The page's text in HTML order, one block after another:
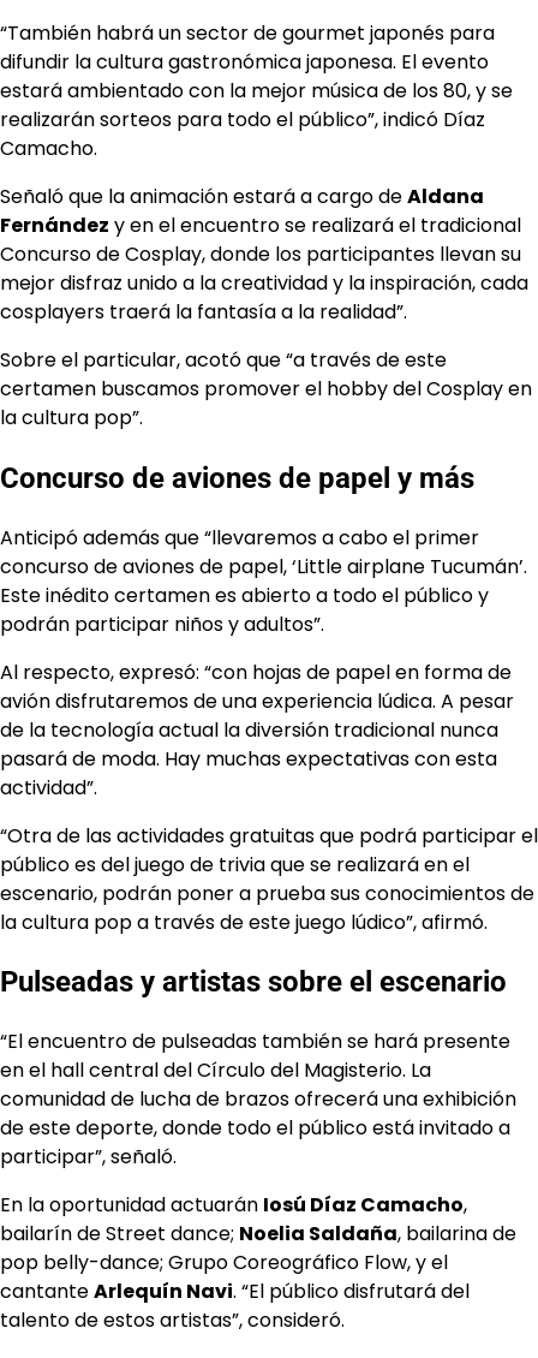
“También habrá un sector de gourmet japonés para
difundir la cultura gastronómica japonesa. El evento
estará ambientado con la mejor música de los 80, y se
realizarán sorteos para todo el público”, indicó Díaz
Camacho.
Señaló que la animación estará a cargo deAldana
Fernández y en el encuentro se realizará el tradicional
Concurso de Cosplay, donde los participantes llevan su
mejor disfraz unido a la creatividad y la inspiración, cada
cosplayers traerá la fantasía a la realidad”.
Sobre el particular, acotó que “a través de este
certamen buscamos promover el hobby del Cosplay en
la cultura pop”.
Concurso de aviones de papel y más
Anticipó además que “llevaremos a cabo el primer
concurso de aviones de papel, ‘Little airplane Tucumán’.
Este inédito certamen es abierto a todo el público y
podrán participar niños y adultos”.
Al respecto, expresó: “con hojas de papel en forma de
avión disfrutaremos de una experiencia lúdica. A pesar
de la tecnología actual la diversión tradicional nunca
pasará de moda. Hay muchas expectativas con esta
actividad”.
“Otra de las actividades gratuitas que podrá participar el
público es del juego de trivia que se realizará en el
escenario, podrán poner a prueba sus conocimientos de
la cultura pop a través de este juego lúdico”, afirmó.
Pulseadas y artistas sobre el escenario
“El encuentro de pulseadas también se hará presente
en el hall central del Círculo del Magisterio. La
comunidad de lucha de brazos ofrecerá una exhibición
de este deporte, donde todo el público está invitado a
participar”, señaló.
En la oportunidad actuarán Iosú Díaz Camacho,
bailarín de Street dance; Noelia Saldaña, bailarina de
pop belly-dance; Grupo Coreográfico Flow, y el
cantanteArlequín Navi. “El público disfrutará del
talento de estos artistas”, consideró.